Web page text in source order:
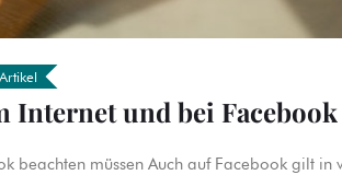
und bei Facebook
beachten müssen Auch auf Facebook gilt in